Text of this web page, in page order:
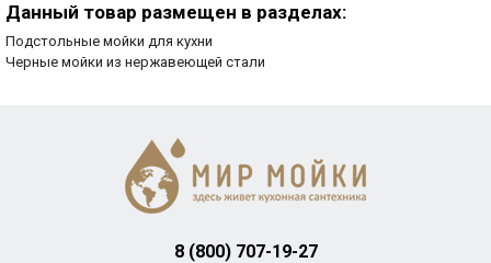
Данный товар размещен в разделах:
Подстольные мойки для кухни
Черные мойки из нержавеющей стали
8 (800) 707-19-27